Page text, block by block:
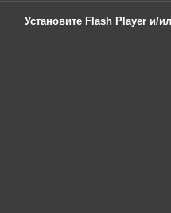
Установите Flash Player и/